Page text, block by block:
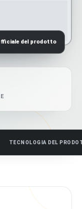
del prodotto
TECNOLOGIA DEL